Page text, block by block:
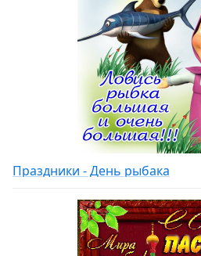
Праздники - День рыбака